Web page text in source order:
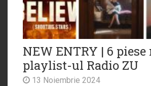
NEW ENTRY | 6
playlist-ul Radio ZU
13 Noiembrie 2024